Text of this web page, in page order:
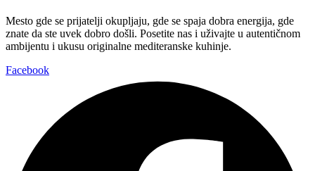
Mesto gde se prijatelji okupljaju, gde se spaja dobra energija, gde
znate da ste uvek dobro došli. Posetite nas i uživajte u autentičnom
ambijentu i ukusu originalne mediteranske kuhinje.
Facebook